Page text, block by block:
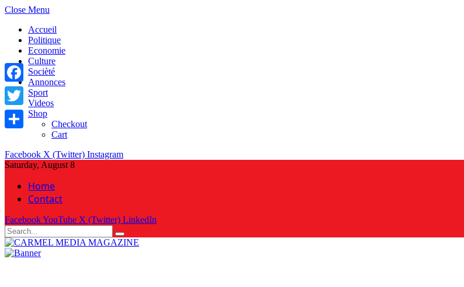
Close Menu
Accueil
Politique
Economie
Culture
Socièté
Annonces
Sport
Videos
Shop
Checkout
Cart
Facebook X (Twitter) Instagram
Saturday, August 8
Home
Contact
FacebookYouTube X (Twitter) LinkedIn
Facebook
Twitter